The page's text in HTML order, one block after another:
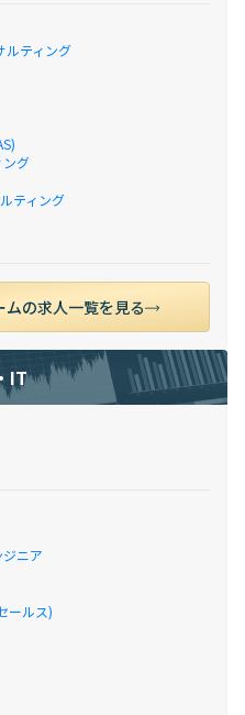
ルティング
グ
ティング
の求人一覧を見る
IT
ニア
ールス)